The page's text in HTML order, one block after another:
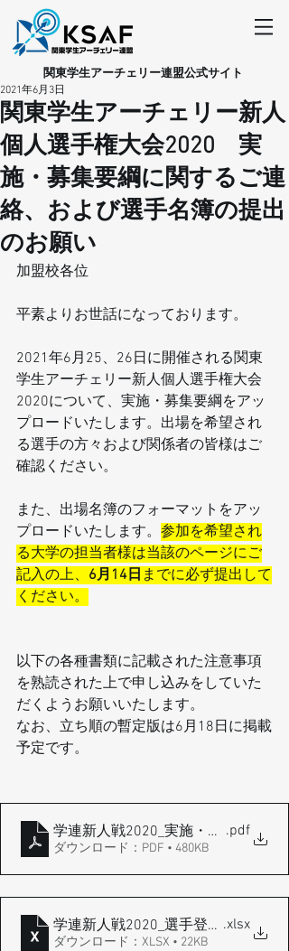
​関東学生アーチェリー連盟公式サイト
関東学生アーチェリー新人
個人選手権大会2020 実
施・募集要綱に関するご連
絡、および選手名簿の提出
のお願い
2021年6月3日
加盟校各位
平素よりお世話になっております。
2021年6月25、26日に開催される関東
学生アーチェリー新人個人選手権大会
2020について、実施・募集要綱をアッ
プロードいたします。出場を希望され
る選手の方々および関係者の皆様はご
確認ください。
また、出場名簿のフォーマットをアッ
プロードいたします。 参加を希望され
る大学の担当者様は当該のページにご
記入の上、 6月14日 までに必ず提出して
ください。
以下の各種書類に記載された注意事項
を熟読された上で申し込みをしていた
だくようお願いいたします。
なお、立ち順の暫定版は6月18日に掲載
予定です。
学連新人戦2020_実施・募集要項
.pdf
ダウンロード：PDF • 480KB
学連新人戦2020_選手登録名簿
.xlsx
ダウンロード：XLSX • 22KB